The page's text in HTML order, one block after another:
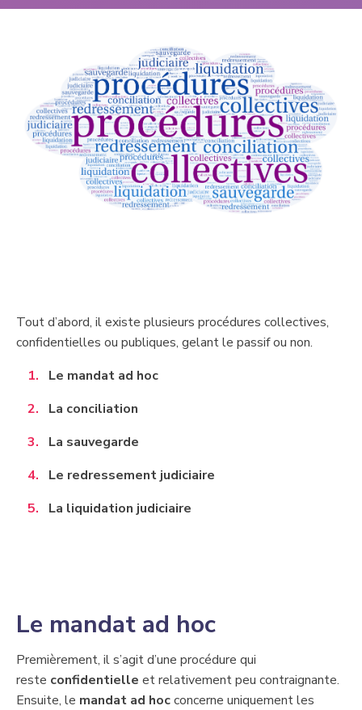
​Tout d’abord, il existe plusieurs procédures collectives,
confidentielles ou publiques, gelant le passif ou non.
Le mandat ad hoc
La conciliation
​La sauvegarde
Le redressement judiciaire
La liquidation judiciaire
​L​e mandat ad hoc
​Premièrement, il s’agit d’une procédure qui
reste confidentielle et relativement peu contraignante.
Ensuite, le mandat ad hocconcerne uniquement les